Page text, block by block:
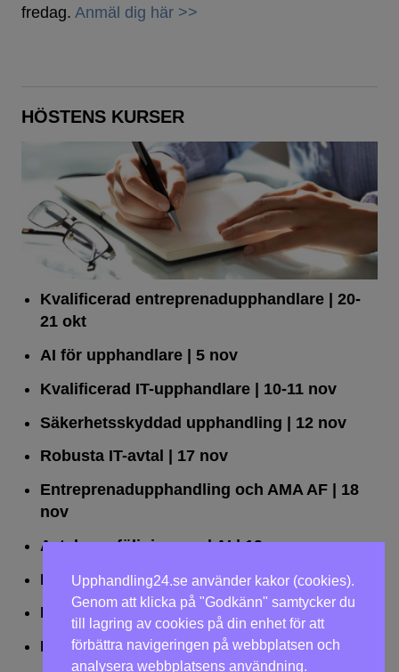
fredag. Anmäl dig här >>
HÖSTENS KURSER
Kvalificerad entreprenad­upphandlare
| 20-
21 okt
AI för upphandlare| 5 nov
Kvalificerad IT-upphandlare| 10-11 nov
Säkerhetsskyddad upphandling | 12 nov
Robusta IT-avtal
| 17 nov
Entreprenadupphandling och AMA AF| 18
nov
Avtalsuppföljning med AI| 19 nov
Leda upphandlingar effektivt| 25 nov
Dialogförfaranden | 26 nov
LOU på två dagar| 2-3 dec
Upphandling24.se använder kakor (cookies).
Genom att klicka på "Godkänn" samtycker du
till lagring av cookies på din enhet för att
förbättra navigeringen på webbplatsen och
analysera webbplatsens användning.